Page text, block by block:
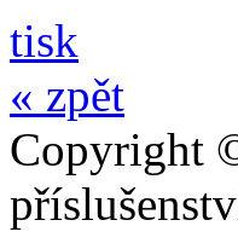
tisk
« zpět
Copyright